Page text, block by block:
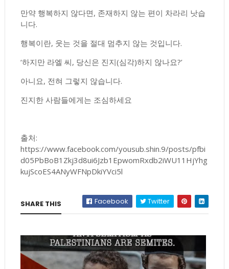
만약 행복하지 않다면, 존재하지 않는 편이 차라리 낫습
니다.
행복이란, 웃는 것을 절대 멈추지 않는 것입니다.
‘하지만 라엘 씨, 당신은 진지(심각)하지 않나요?’
아니요, 전혀 그렇지 않습니다.
진지한 사람들에게는 조심하세요
출처:
https://www.facebook.com/yousub.shin.9/posts/pfbi
d05PbBoB1Zkj3d8ui6Jzb1EpwomRxdb2iWU11HjYhg
kujScoES4ANyWFNpDkiYVci5l
SHARE THIS Facebook Twitter